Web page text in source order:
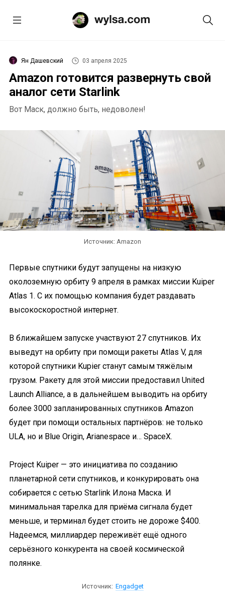
Ян Дашевский 03 апреля 2025
Amazon готовится развернуть свой
аналог сети Starlink
Вот Маск, должно быть, недоволен!
Источник: Amazon
Первые спутники будут запущены на низкую
околоземную орбиту 9 апреля в рамках миссии Kuiper
Atlas 1. С их помощью компания будет раздавать
высокоскоростной интернет.
В ближайшем запуске участвуют 27 спутников. Их
выведут на орбиту при помощи ракеты Atlas V, для
которой спутники Kupier станут самым тяжёлым
грузом. Ракету для этой миссии предоставил United
Launch Alliance, а в дальнейшем выводить на орбиту
более 3000 запланированных спутников Amazon
будет при помощи остальных партнёров: не только
ULA, но и Blue Origin, Arianespace и… SpaceX.
Project Kuiper — это инициатива по созданию
планетарной сети спутников, и конкурировать она
собирается с сетью Starlink Илона Маска. И
минимальная тарелка для приёма сигнала будет
меньше, и терминал будет стоить не дороже $400.
Надеемся, миллиардер переживёт ещё одного
серьёзного конкурента на своей космической
полянке.
Источник: Engadget